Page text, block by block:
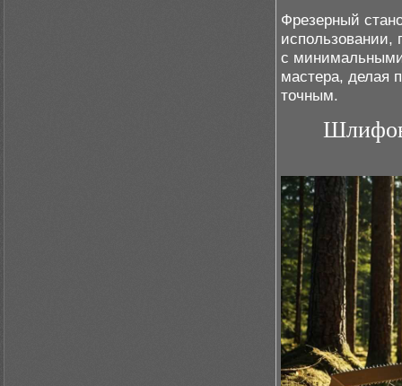
Фрезерный
использовании,
с
мастера, делая
точным.